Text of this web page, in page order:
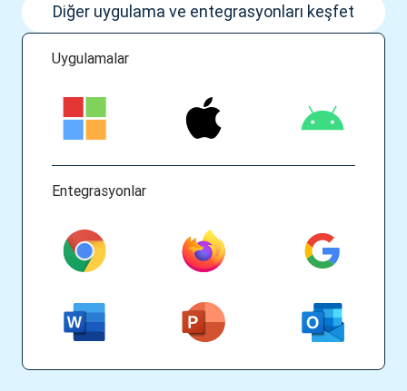
Uygulamalar
Entegrasyonlar
Diğer uygulama ve entegrasyonları keşfet